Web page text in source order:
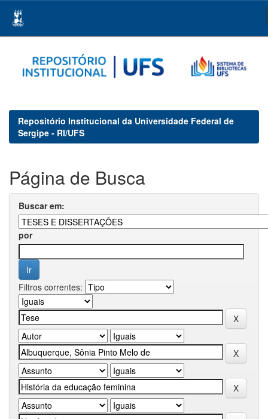
navigation
Repositório Institucional da Universidade Federal de
Sergipe - RI/UFS
Página de Busca
Buscar em:
por
Filtros correntes: